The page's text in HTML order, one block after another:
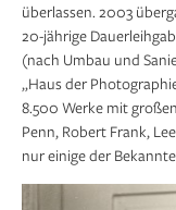
überlassen. 2003
20-jährige
(nach Umbau und
„Haus der
8.500 Werke mit
Penn, Robert Frank,
nur einige der